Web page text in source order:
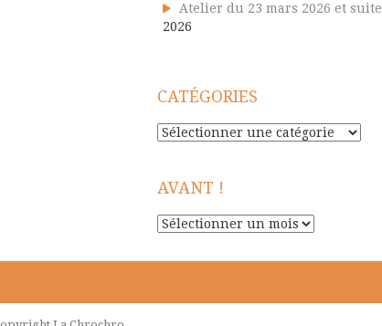
Atelier du 23 mars 2026 et suite
2026
CATÉGORIES
Catégories
AVANT !
Avant